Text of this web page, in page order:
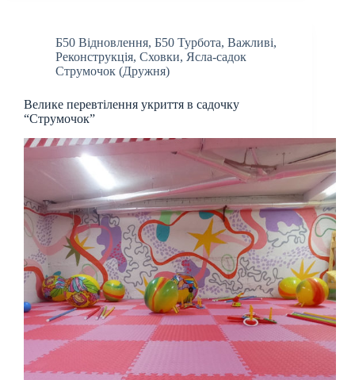
Б50 Відновлення, Б50 Турбота, Важливі,
Реконструкція, Сховки, Ясла-садок
Струмочок (Дружня)
Велике перевтілення укриття в садочку
“Струмочок”